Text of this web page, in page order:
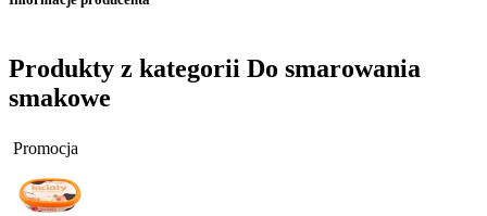
Produkty z kategorii Do smarowania
smakowe
Promocja